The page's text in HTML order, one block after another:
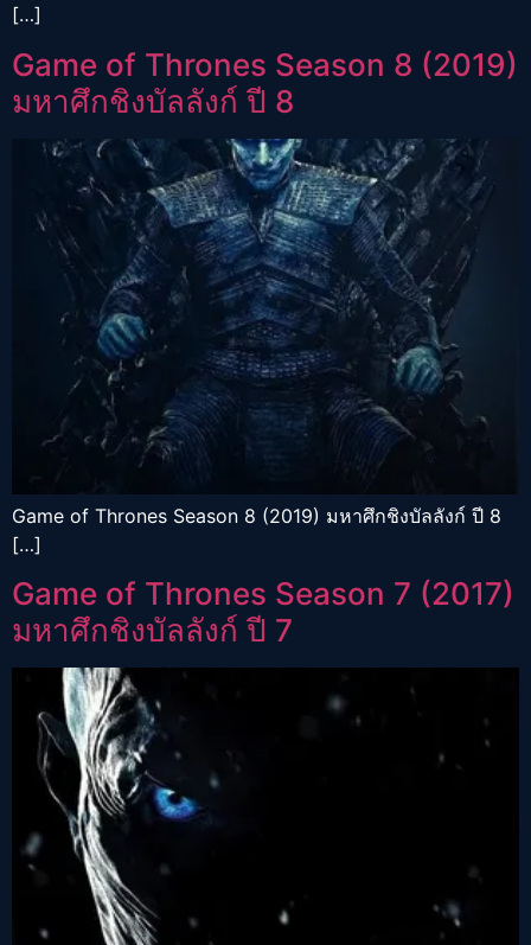
[…]
Game of Thrones Season 8 (2019)
มหาศึกชิงบัลลังก์ ปี 8
Game of Thrones Season 8 (2019) มหาศึกชิงบัลลังก์ ปี 8
[…]
Game of Thrones Season 7 (2017)
มหาศึกชิงบัลลังก์ ปี 7